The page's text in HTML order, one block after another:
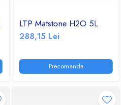
LTP Matstone H2O 5L
288,15 Lei
Precomanda